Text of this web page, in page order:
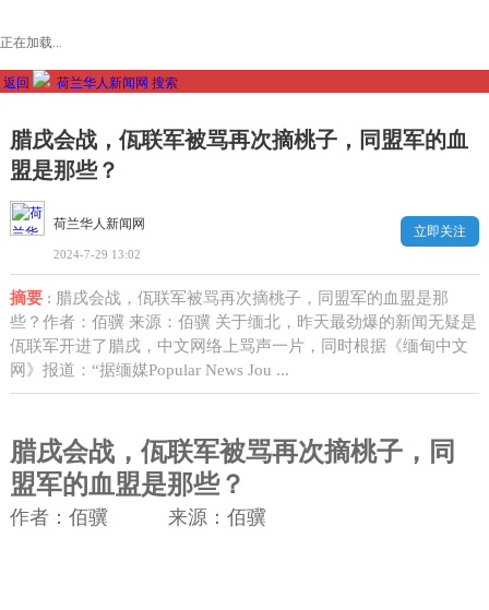
正在加载...
返回 荷兰华人新闻网 搜索
腊戌会战，佤联军被骂再次摘桃子，同盟军的血
盟是那些？
荷兰华人新闻网
2024-7-29 13:02
立即关注
摘要: 腊戌会战，佤联军被骂再次摘桃子，同盟军的血盟是那
些？作者：佰骥 来源：佰骥 关于缅北，昨天最劲爆的新闻无疑是
佤联军开进了腊戌，中文网络上骂声一片，同时根据《缅甸中文
网》报道：“据缅媒Popular News Jou ...
腊戌会战，佤联军被骂再次摘桃子，同
盟军的血盟是那些？
作者：佰骥 来源：佰骥